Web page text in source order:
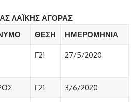
ΛΑΪΚΗΣ ΑΓΟΡΑΣ
ΘΕΣΗ ΗΜΕΡΟΜΗΝΙΑ
Γ21 27/5/2020
Γ21 3/6/2020